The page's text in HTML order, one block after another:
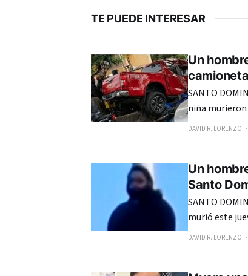
TE PUEDE INTERESAR
Un
SANTO
niña
una
DAVID R. LORENZO
Un
Santo
SANTO
murió este
del sector La
DAVID R. LORENZO